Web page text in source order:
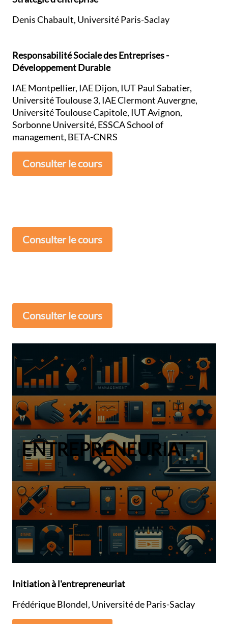
Denis Chabault, Université Paris-Saclay
Responsabilité Sociale des Entreprises -
Développement Durable
IAE Montpellier, IAE Dijon, IUT Paul Sabatier,
Université Toulouse 3, IAE Clermont Auvergne,
Université Toulouse Capitole, IUT Avignon,
Sorbonne Université, ESSCA School of
management, BETA-CNRS
Consulter le cours
Consulter le cours
Consulter le cours
ENTREPRENEURIAT
Initiation à l'entrepreneuriat
Frédérique Blondel, Université de Paris-Saclay